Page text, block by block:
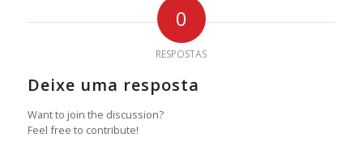
0
RESPOSTAS
Deixe uma resposta
Want to join the discussion?
Feel free to contribute!